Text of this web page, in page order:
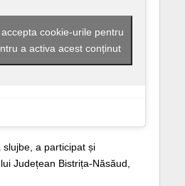
cookie-urile pentru
a activa acest conținut
a participat și
Județean Bistrița-Năsăud,